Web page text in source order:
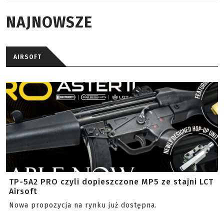
NAJNOWSZE
AIRSOFT
TP-5A2 PRO czyli dopieszczone MP5 ze stajni LCT
Airsoft
Nowa propozycja na rynku już dostępna.